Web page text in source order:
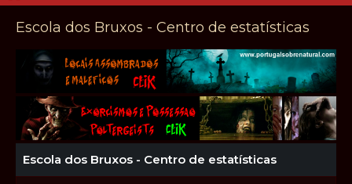
Escola dos Bruxos - Centro de estatísticas
Escola dos Bruxos - Centro de estatísticas